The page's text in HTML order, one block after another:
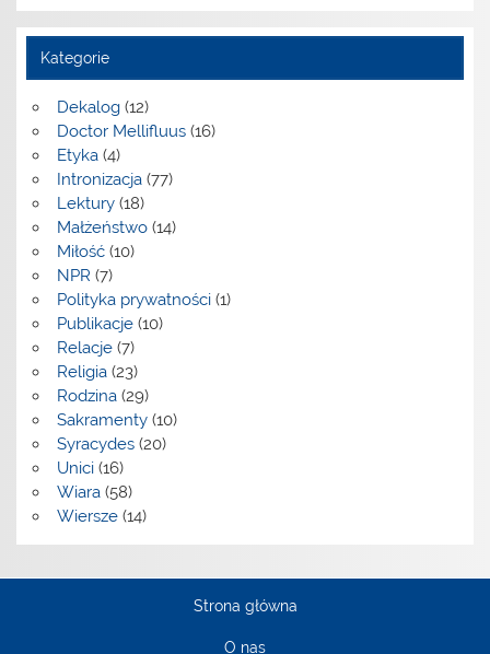
Kategorie
Dekalog(12)
Doctor Mellifluus(16)
Etyka(4)
Intronizacja(77)
Lektury(18)
Małżeństwo(14)
Miłość(10)
NPR (7)
Polityka prywatności(1)
Publikacje(10)
Relacje(7)
Religia(23)
Rodzina(29)
Sakramenty(10)
Syracydes(20)
Unici(16)
Wiara(58)
Wiersze(14)
Strona główna
O nas